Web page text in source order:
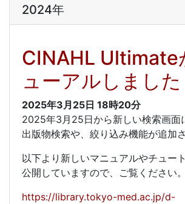
2024年
CINAHL Ultimate
ューアルしました
2025年3月25日 18時20分
2025年3月25日から新しい検索画面
出版物検索や、絞り込み機能が追加
以下より新しいマニュアルやチュー
公開していますので、ご覧ください。
https://library.tokyo-med.ac.jp/d-